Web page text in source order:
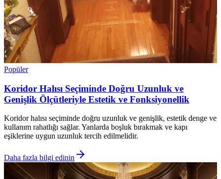
Popüler
Koridor Halısı Seçiminde Doğru Uzunluk ve
Genişlik Ölçütleriyle Estetik ve Fonksiyonellik
Koridor halısı seçiminde doğru uzunluk ve genişlik, estetik denge ve
kullanım rahatlığı sağlar. Yanlarda boşluk bırakmak ve kapı
eşiklerine uygun uzunluk tercih edilmelidir.
Daha fazla bilgi edinin